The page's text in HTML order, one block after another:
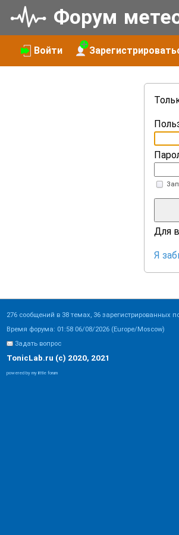
Форум
Войти
Для
Я
276 сообщений в 38 темах, 36 зарегистрированных
Время форума: 01:58 06/08/2026 (Europe/Moscow)
Задать вопрос
TonicLab.ru (c) 2020, 2021
powered by my little forum